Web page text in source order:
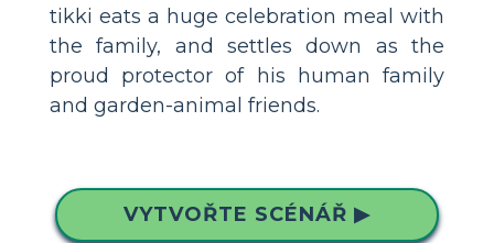
tikki eats a huge celebration meal with
the family, and settles down as the
proud protector of his human family
and garden-animal friends.
VYTVOŘTE SCÉNÁŘ ▶